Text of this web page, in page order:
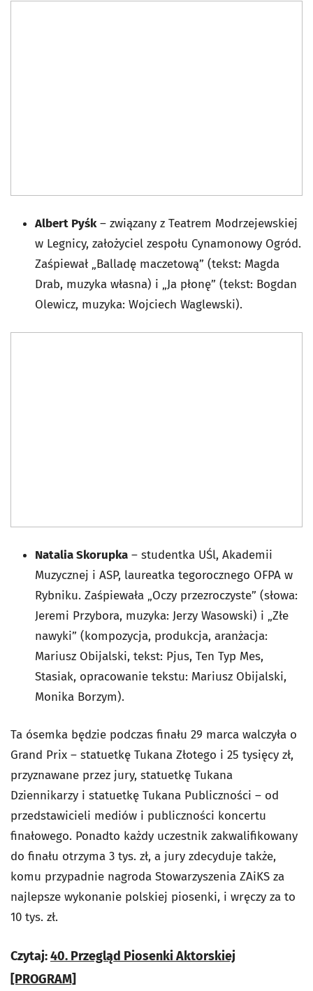
Albert Pyśk– związany z Teatrem Modrzejewskiej
w Legnicy, założyciel zespołu Cynamonowy Ogród.
Zaśpiewał „Balladę maczetową” (tekst: Magda
Drab, muzyka własna) i „Ja płonę” (tekst: Bogdan
Olewicz, muzyka: Wojciech Waglewski).
Natalia Skorupka – studentka UŚl, Akademii
Muzycznej i ASP, laureatka tegorocznego OFPA w
Rybniku. Zaśpiewała „Oczy przezroczyste” (słowa:
Jeremi Przybora, muzyka: Jerzy Wasowski) i „Złe
nawyki” (kompozycja, produkcja, aranżacja:
Mariusz Obijalski, tekst: Pjus, Ten Typ Mes,
Stasiak, opracowanie tekstu: Mariusz Obijalski,
Monika Borzym).
Ta ósemka będzie podczas finału 29 marca walczyła o
Grand Prix – statuetkę Tukana Złotego i 25 tysięcy zł,
przyznawane przez jury, statuetkę Tukana
Dziennikarzy i statuetkę Tukana Publiczności – od
przedstawicieli mediów i publiczności koncertu
finałowego. Ponadto każdy uczestnik zakwalifikowany
do finału otrzyma 3 tys. zł, a jury zdecyduje także,
komu przypadnie nagroda Stowarzyszenia ZAiKS za
najlepsze wykonanie polskiej piosenki, i wręczy za to
10 tys. zł.
Czytaj:40. Przegląd Piosenki Aktorskiej
[PROGRAM]